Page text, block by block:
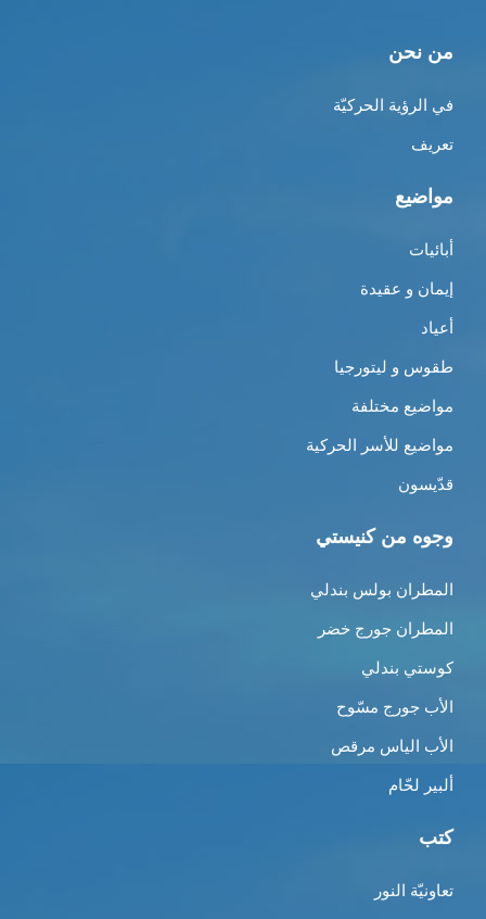
من نحن
في الرؤية الحركيّة
تعريف
مواضيع
أبائيات
إيمان و عقيدة
أعياد
طقوس و ليتورجيا
مواضيع مختلفة
مواضيع للأسر الحركية
قدّيسون
وجوه من كنيستي
المطران بولس بندلي
المطران جورج خضر
كوستي بندلي
الأب جورج مسّوح
الأب الياس مرقص
ألبير لحّام
كتب
تعاونيّة النور